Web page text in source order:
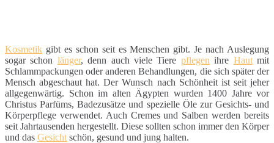
Kosmetik gibt es schon seit es Menschen gibt. Je nach Auslegung
sogar schon länger, denn auch viele Tiere pflegen ihre Hautmit
Schlammpackungen oder anderen Behandlungen, die sich später der
Mensch abgeschaut hat. Der Wunsch nach Schönheit ist seit jeher
allgegenwärtig. Schon im alten Ägypten wurden 1400 Jahre vor
Christus Parfüms, Badezusätze und spezielle Öle zur Gesichts- und
Körperpflege verwendet. Auch Cremes und Salben werden bereits
seit Jahrtausenden hergestellt. Diese sollten schon immer den Körper
und das Gesicht schön, gesund und jung halten.